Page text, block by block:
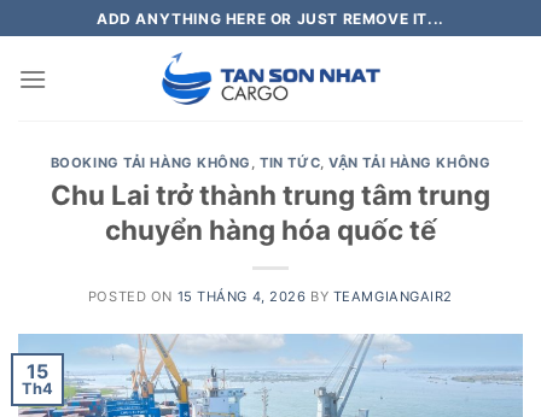
to
content
ADD ANYTHING HERE OR JUST REMOVE IT...
BOOKING TẢI HÀNG KHÔNG ,TIN TỨC,VẬN TẢI HÀNG KHÔNG
Chu Lai trở thành trung tâm trung
chuyển hàng hóa quốc tế
POSTED ON 15 THÁNG 4, 2026 BY TEAMGIANGAIR2
15
Th4